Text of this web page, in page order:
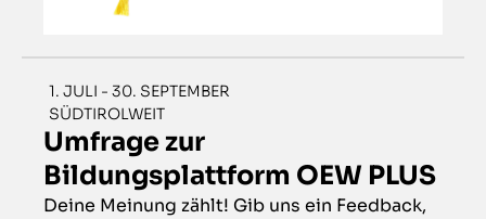
1. JULI - 30. SEPTEMBER
SÜDTIROLWEIT
Umfrage zur
Bildungsplattform OEW PLUS
Deine Meinung zählt! Gib uns ein Feedback,